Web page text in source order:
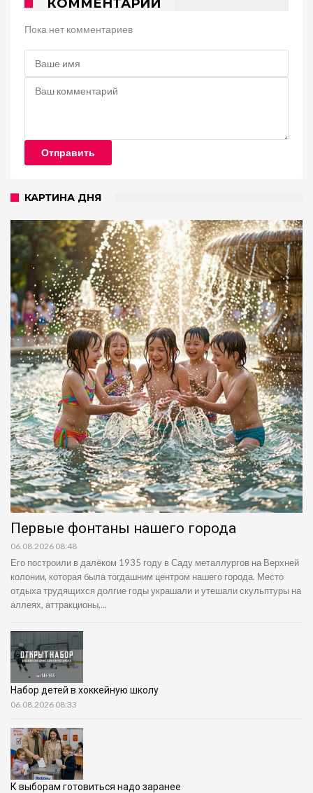
КОММЕНТАРИИ
Пока нет комментариев
Отправить
КАРТИНА ДНЯ
Первые фонтаны нашего города
06.08.2026 08:48
Его построили в далёком 1935 году в Саду металлургов на Верхней
колонии, которая была тогдашним центром нашего города. Место
отдыха трудящихся долгие годы украшали и утешали скульптуры на
аллеях, аттракционы,...
Набор детей в хоккейную школу
06.08.2026 08:33
К выборам готовиться надо заранее